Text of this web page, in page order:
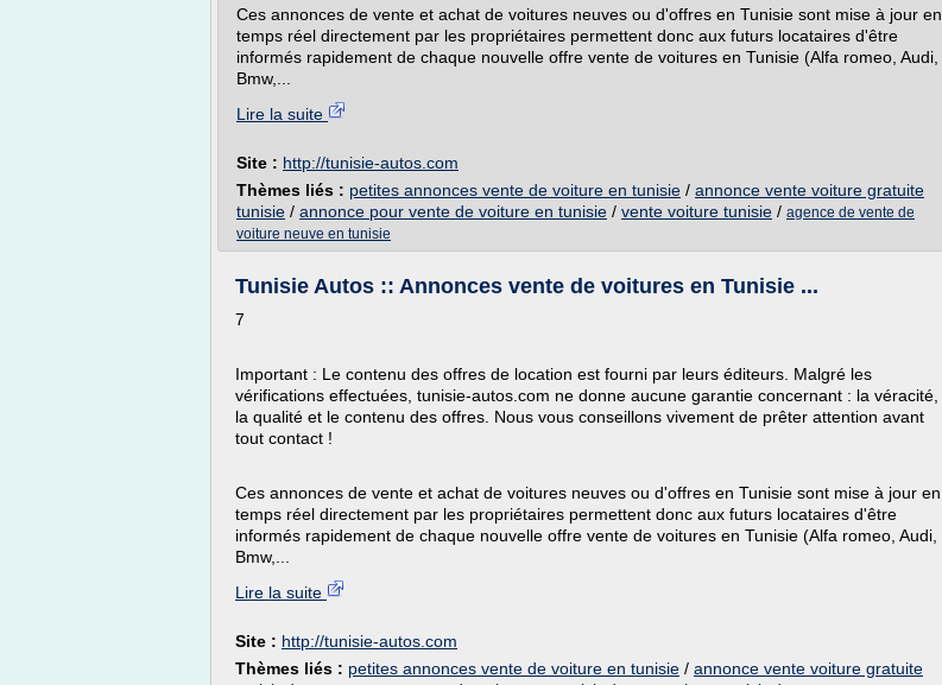
Ces annonces de vente et achat de voitures neuves ou d'offres en Tunisie sont mise à jour en
temps réel directement par les propriétaires permettent donc aux futurs locataires d'être
informés rapidement de chaque nouvelle offre vente de voitures en Tunisie (Alfa romeo, Audi,
Bmw,...
Lire la suite
Site : http://tunisie-autos.com
Thèmes liés : petites annonces vente de voiture en tunisie / annonce vente voiture gratuite
tunisie / annonce pour vente de voiture en tunisie / vente voiture tunisie / agence de vente de
voiture neuve en tunisie
Tunisie Autos :: Annonces vente de voitures en Tunisie ...
7
Important : Le contenu des offres de location est fourni par leurs éditeurs. Malgré les
vérifications effectuées, tunisie-autos.com ne donne aucune garantie concernant : la véracité,
la qualité et le contenu des offres. Nous vous conseillons vivement de prêter attention avant
tout contact !
Ces annonces de vente et achat de voitures neuves ou d'offres en Tunisie sont mise à jour en
temps réel directement par les propriétaires permettent donc aux futurs locataires d'être
informés rapidement de chaque nouvelle offre vente de voitures en Tunisie (Alfa romeo, Audi,
Bmw,...
Lire la suite
Site : http://tunisie-autos.com
Thèmes liés : petites annonces vente de voiture en tunisie / annonce vente voiture gratuite